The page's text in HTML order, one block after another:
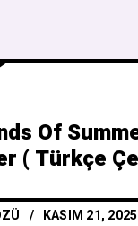
Of
( Türkçe
KASIM 21, 2025